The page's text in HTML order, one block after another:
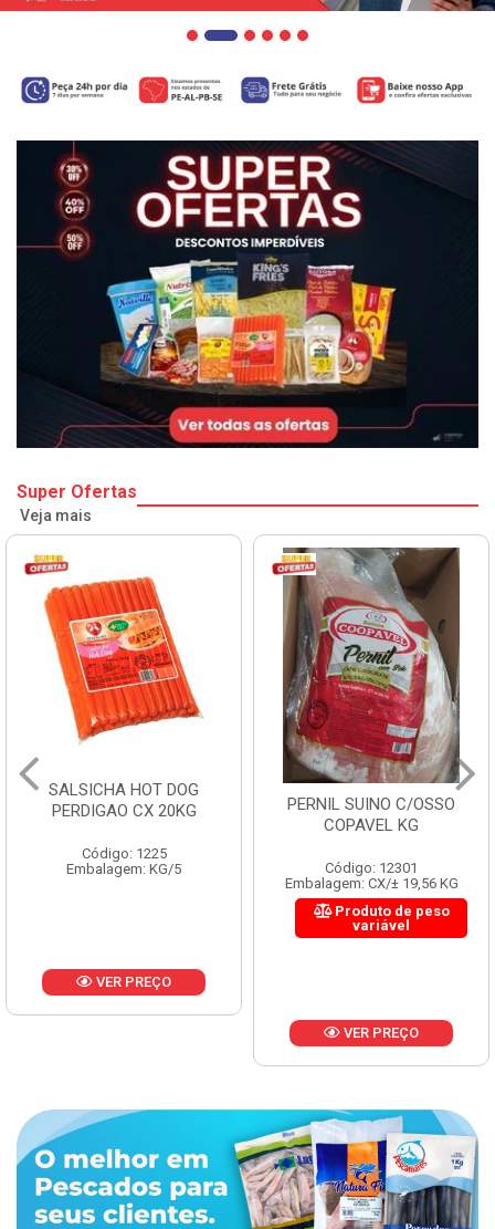
Super Ofertas
Veja mais
SALSICHA HOT DOG
PERDIGAO CX 20KG
Código: 1225
Embalagem: KG/5
VER PREÇO
PERNIL SUINO C/OSSO
COPAVEL KG
Código: 12301
Embalagem: CX/± 19,56 KG
Produto de peso
variável
VER PREÇO